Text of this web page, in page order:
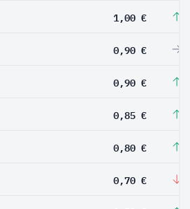
1,00 €
0,90 €
0,90 €
0,85 €
0,80 €
0,70 €